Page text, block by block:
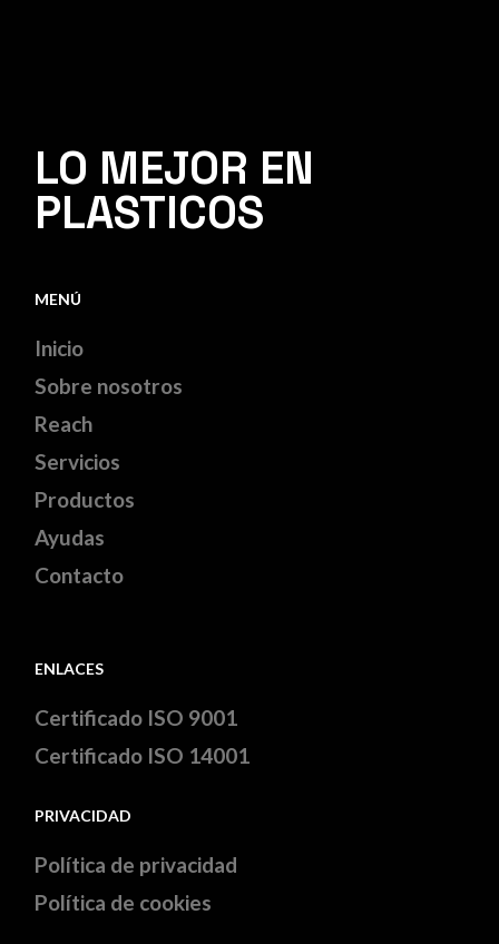
LO MEJOR EN
PLASTICOS
MENÚ
Inicio
Sobre nosotros
Reach
Servicios
Productos
Ayudas
Contacto
ENLACES
Certificado ISO 9001
Certificado ISO 14001
PRIVACIDAD
Política de privacidad
Política de cookies